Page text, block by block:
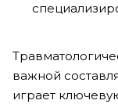
важной
играет